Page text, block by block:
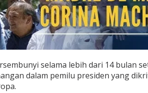
selama lebih dari 14 bulan
dalam pemilu presiden yang